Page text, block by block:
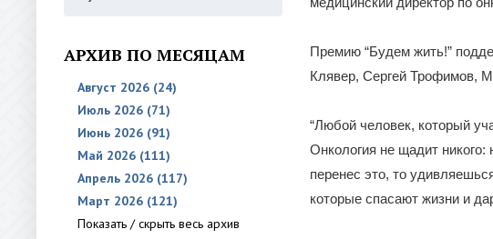
АРХИВ ПО МЕСЯЦАМ
Август 2026 (24)
Июль 2026 (71)
Июнь 2026 (91)
Май 2026 (111)
Апрель 2026 (117)
Март 2026 (121)
Показать / скрыть весь архив
Премию “Будем жить!”
Клявер, Сергей Трофимов,
“Любой человек, который
Онкология не щадит
перенес это, то
которые спасают жизни и